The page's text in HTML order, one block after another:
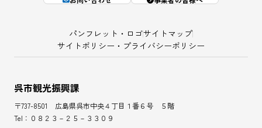
パンフレット・ロゴサイトマップ
サイトポリシー・プライバシーポリシー
呉市観光振興課
〒737-8501 広島県呉市中央４丁目１番６号 ５階
Tel：０８２３－２５－３３０９